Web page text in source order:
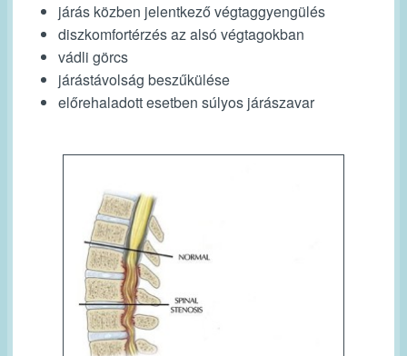
járás közben jelentkező végtaggyengülés
diszkomfortérzés az alsó végtagokban
vádli görcs
járástávolság beszűkülése
előrehaladott esetben súlyos járászavar